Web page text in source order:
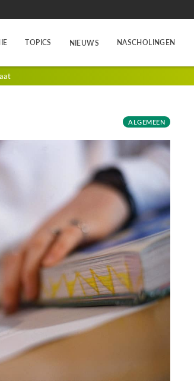
TOPICS NIEUWS NASCHOLINGEN
ALGEMEEN